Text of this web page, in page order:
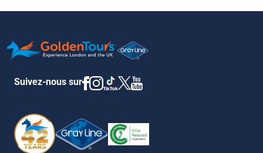
Suivez-nous sur